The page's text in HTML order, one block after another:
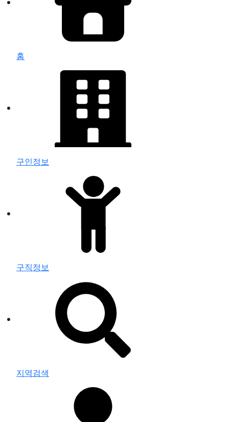
홈
구인정보
구직정보
지역검색